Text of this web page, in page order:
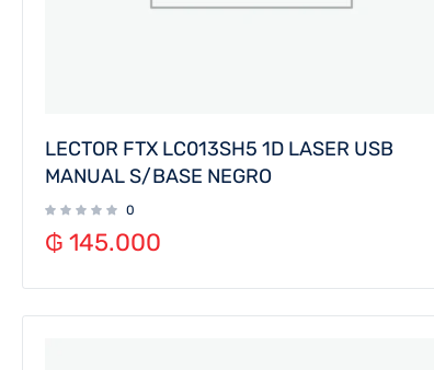
LECTOR FTX LC013SH5 1D LASER USB
MANUAL S/BASE NEGRO
0
₲ 145.000